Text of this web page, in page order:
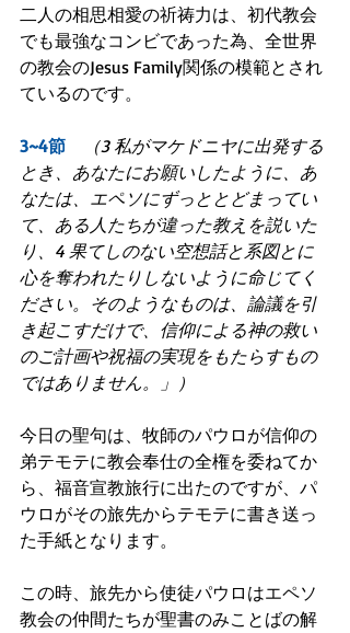
二人の相思相愛の祈祷力は、初代教会
でも最強なコンビであった為、全世界
の教会のJesus Family関係の模範とされ
ているのです。
3~4節
（3 私がマケドニヤに出発する
とき、あなたにお願いしたように、あ
なたは、エペソにずっととどまってい
て、ある人たちが違った教えを説いた
り、4 果てしのない空想話と系図とに
心を奪われたりしないように命じてく
ださい。そのようなものは、論議を引
き起こすだけで、信仰による神の救い
のご計画や祝福の実現をもたらすもの
ではありません。」）
今日の聖句は、牧師のパウロが信仰の
弟テモテに教会奉仕の全権を委ねてか
ら、福音宣教旅行に出たのですが、パ
ウロがその旅先からテモテに書き送っ
た手紙となります。
この時、旅先から使徒パウロはエペソ
教会の仲間たちが聖書のみことばの解